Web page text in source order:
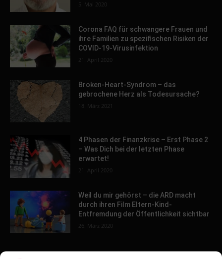
5. Mai 2020
Corona FAQ für schwangere Frauen und
ihre Familien zu spezifischen Risiken der
COVID-19-Virusinfektion
21. April 2020
Broken-Heart-Syndrom – das
gebrochene Herz als Todesursache?
18. März 2021
4 Phasen der Finanzkrise – Erst Phase 2
– Was Dich bei der letzten Phase
erwartet!
21. April 2020
Weil du mir gehörst – die ARD macht
durch ihren Film Eltern-Kind-
Entfremdung der Öffentlichkeit sichtbar
26. März 2020